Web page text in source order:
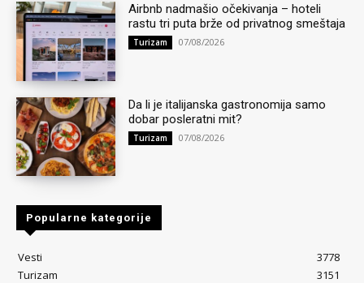
Airbnb nadmašio očekivanja – hoteli
rastu tri puta brže od privatnog smeštaja
Turizam 07/08/2026
Da li je italijanska gastronomija samo
dobar posleratni mit?
Turizam 07/08/2026
Popularne kategorije
Vesti
3778
Turizam
3151